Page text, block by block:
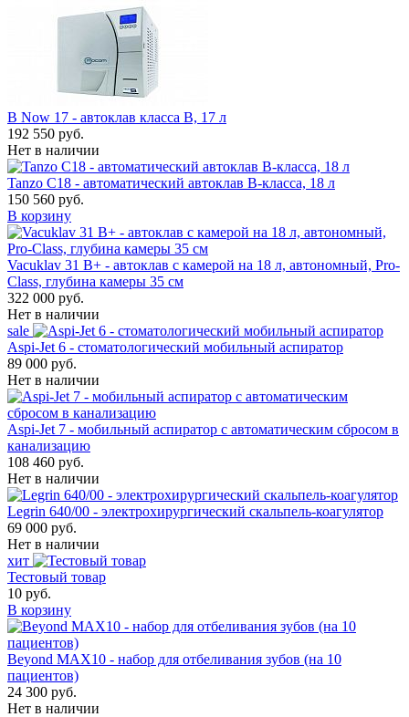
B Now 17 - автоклав класса B, 17 л
192 550 руб.
Нет в наличии
Tanzo C18 - автоматический автоклав B-класса, 18 л
150 560 руб.
В корзину
Vacuklav 31 B+ - автоклав с камерой на 18 л, автономный, Pro-
Class, глубина камеры 35 см
322 000 руб.
Нет в наличии
sale
Aspi-Jet 6 - стоматологический мобильный аспиратор
89 000 руб.
Нет в наличии
Aspi-Jet 7 - мобильный аспиратор с автоматическим сбросом в
канализацию
108 460 руб.
Нет в наличии
Legrin 640/00 - электрохирургический скальпель-коагулятор
69 000 руб.
Нет в наличии
хит
Тестовый товар
10 руб.
В корзину
Beyond MAX10 - набор для отбеливания зубов (на 10
пациентов)
24 300 руб.
Нет в наличии